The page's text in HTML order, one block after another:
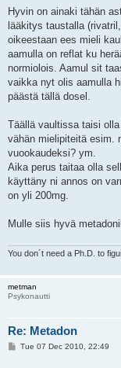
s
t
Hyvin on ainaki tähän
lääkitys taustalla
oikeestaan ees mieli
aamulla on reflat ku
normiolois. Aamul sit
vaikka nyt olis aamulla
päästä tällä dosel.
Täällä vaultissa taisi
vähän mielipiteitä esim.
vuookaudeksi? ym.
Aika perus taitaa olla
käyttäny ni annos on
on yli 200mg.
Mulle siis hyvä
You don´t need a Ph.D. to
metman
Psykonautti
Re: Metadon
PTue 07 Dec 2010, 22:49